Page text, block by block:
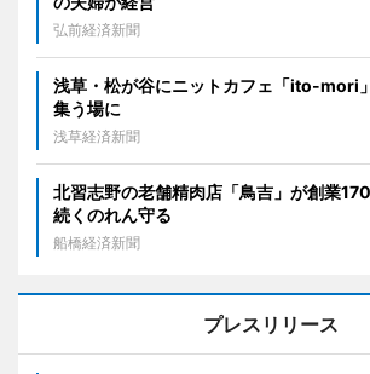
弘前経済新聞
浅草・松が谷にニットカフェ「ito-
集う場に
浅草経済新聞
北習志野の老舗精肉店「鳥吉」が創業
続くのれん守る
船橋経済新聞
プレスリリース